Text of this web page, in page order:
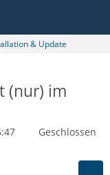
& Update
(nur) im
Geschlossen